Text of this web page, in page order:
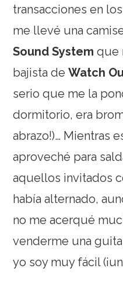
transacciones en
me llevé una
Sound System que
bajista deWatch
serio que me la
dormitorio, era
abrazo!)… Mientras
aproveché para
aquellos invitados
había alternado,
no me acerqué
venderme una
yo soy muy fácil